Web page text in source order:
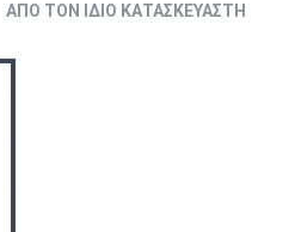
ΑΠΌ ΤΟΝ ΊΔΙΟ ΚΑΤΑΣΚΕΥΑΣΤΉ